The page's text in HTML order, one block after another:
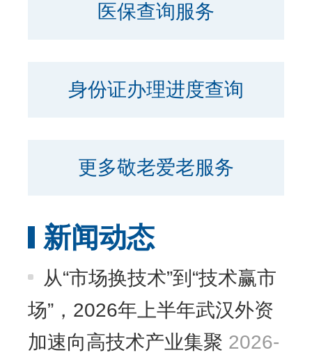
医保查询服务
身份证办理进度查询
更多敬老爱老服务
新闻动态
从“市场换技术”到“技术赢市
场”，2026年上半年武汉外资
加速向高技术产业集聚 2026-